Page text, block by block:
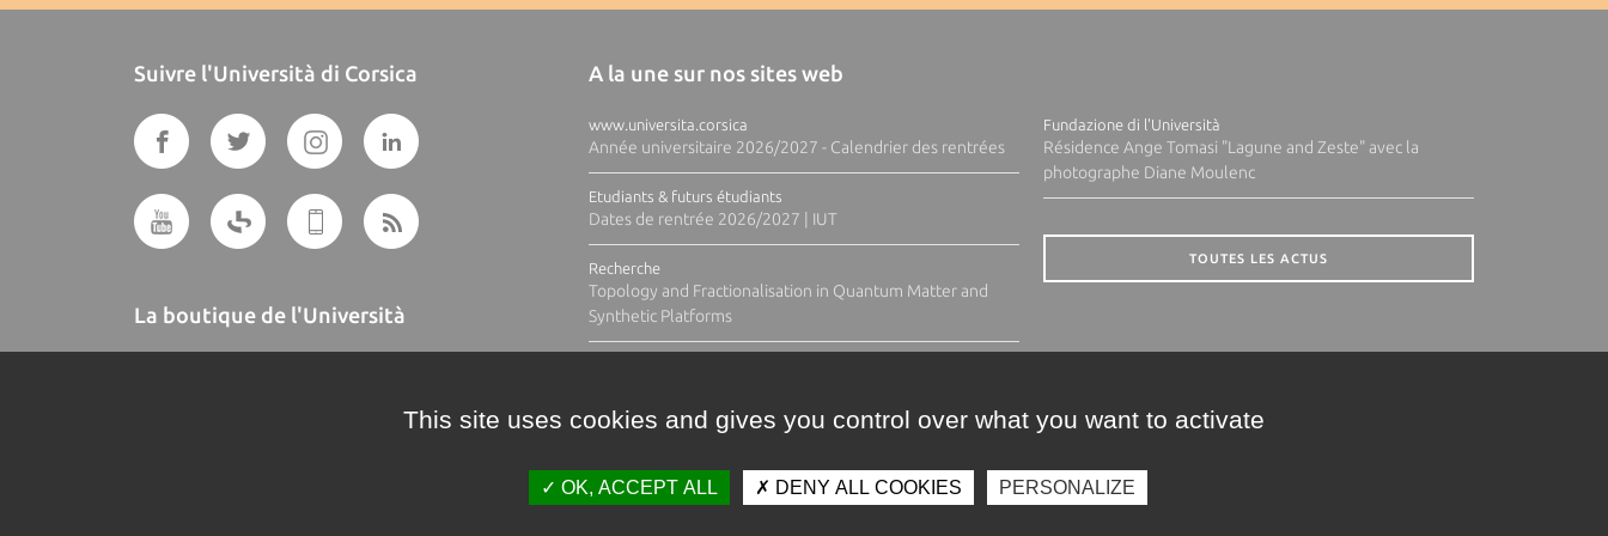
Suivre l'Università di Corsica
La boutique de l'Università
A la une sur nos sites web
www.universita.corsica
Année universitaire 2026/2027 - Calendrier des rentrées
Etudiants & futurs étudiants
Dates de rentrée 2026/2027 | IUT
Recherche
Topology and Fractionalisation in Quantum Matter and
Synthetic Platforms
Fundazione di l'Università
Résidence Ange Tomasi "Lagune and Zeste" avec la
photographe Diane Moulenc
TOUTES LES ACTUS
This site uses cookies and gives you control over what you want to activate
OK, ACCEPT ALL DENY ALL COOKIES PERSONALIZE